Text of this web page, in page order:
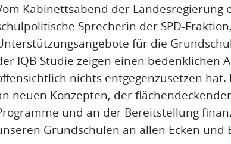
Kabinettsabend der Landesregierung
Sprecherin der SPD-
für die
IQB-Studie zeigen einen bedenklichen
nichts entgegenzusetzen
neuen Konzepten, der
und an der Bereitstellung
Grundschulen an allen Ecken und